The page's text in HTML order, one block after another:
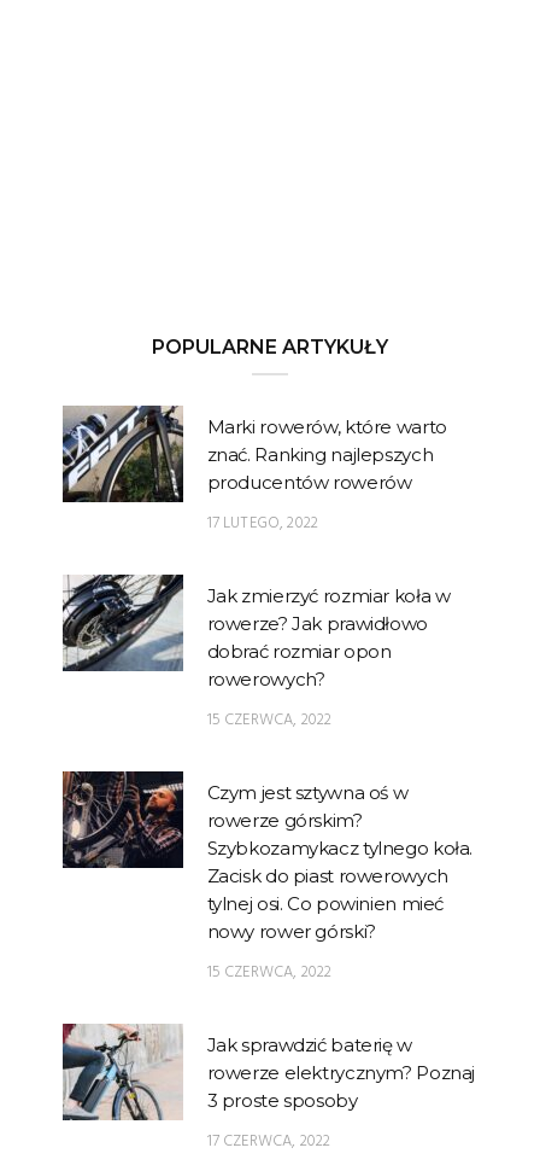
POPULARNE ARTYKUŁY
Marki rowerów, które warto
znać. Ranking najlepszych
producentów rowerów
17 LUTEGO, 2022
Jak zmierzyć rozmiar koła w
rowerze? Jak prawidłowo
dobrać rozmiar opon
rowerowych?
15 CZERWCA, 2022
Czym jest sztywna oś w
rowerze górskim?
Szybkozamykacz tylnego koła.
Zacisk do piast rowerowych
tylnej osi. Co powinien mieć
nowy rower górski?
15 CZERWCA, 2022
Jak sprawdzić baterię w
rowerze elektrycznym? Poznaj
3 proste sposoby
17 CZERWCA, 2022